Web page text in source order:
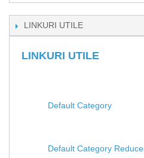
LINKURI UTILE
LINKURI UTILE
Default Category
Default Category